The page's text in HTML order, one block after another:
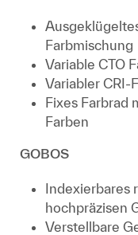
Farbmischung
Variable CTO
Variabler CRI-
Fixes Farbrad
Farben
GOBOS
Indexierbares
hochpräzisen
Verstellbare